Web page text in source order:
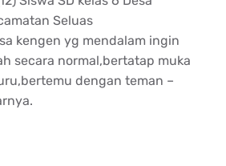
Seluas
kengen yg mendalam ingin
secara normal,bertatap muka
dengan teman –